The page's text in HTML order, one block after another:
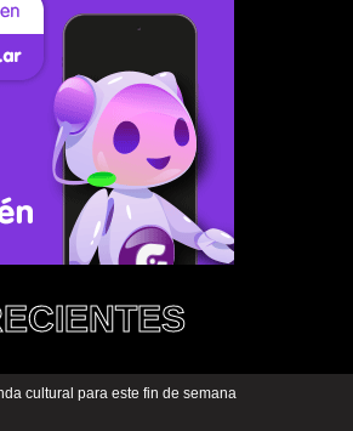
cultural para este fin de semana